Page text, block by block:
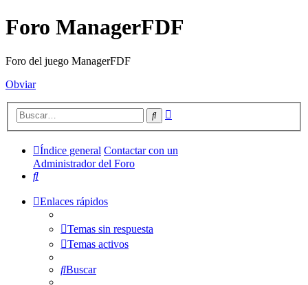
Foro ManagerFDF
Foro del juego ManagerFDF
Obviar
Buscar
Índice general Contactar con un
Administrador del Foro
Buscar
Enlaces rápidos
Temas sin respuesta
Temas activos
Buscar